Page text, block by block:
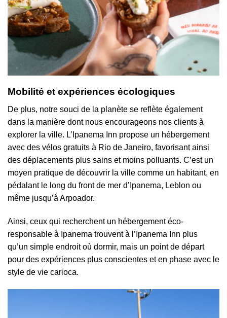
Mobilité et expériences écologiques
De plus, notre souci de la planète se reflète également
dans la manière dont nous encourageons nos clients à
explorer la ville. L’Ipanema Inn propose un hébergement
avec des vélos gratuits à Rio de Janeiro, favorisant ainsi
des déplacements plus sains et moins polluants. C’est un
moyen pratique de découvrir la ville comme un habitant, en
pédalant le long du front de mer d’Ipanema, Leblon ou
même jusqu’à Arpoador.
Ainsi, ceux qui recherchent un hébergement éco-
responsable à Ipanema trouvent à l’Ipanema Inn plus
qu’un simple endroit où dormir, mais un point de départ
pour des expériences plus conscientes et en phase avec le
style de vie carioca.